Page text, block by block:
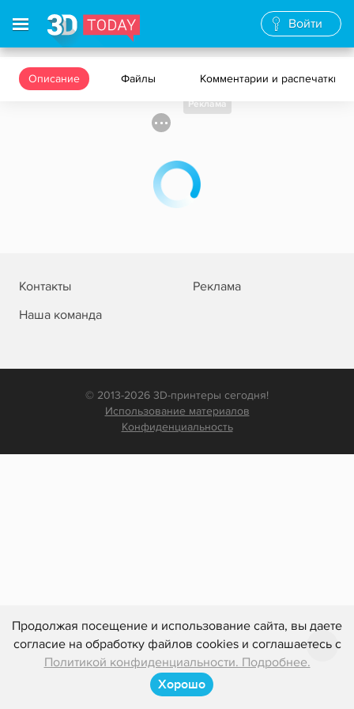
Продолжая посещение и использование сайта, вы даете
согласие на обработку файлов cookies и соглашаетесь с
Политикой конфиденциальности. Подробнее.
Хорошо
Войти
Описание Файлы Комментарии и распечатки
Реклама
Контакты
Реклама
Наша команда
© 2013-2026 3D-принтеры сегодня!
Использование материалов
Конфиденциальность